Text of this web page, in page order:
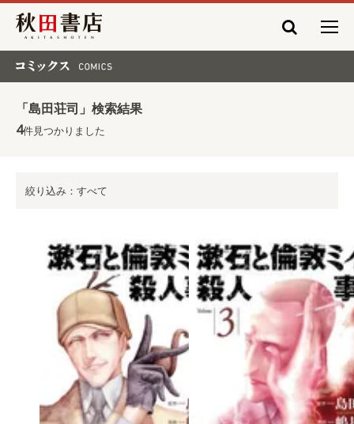
秋田書店
「島田荘司」検索結果
4件見つかりました
絞り込み：すべて